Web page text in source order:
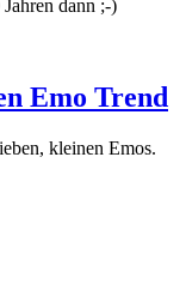
dann ;-)
Emo Trend
kleinen Emos.